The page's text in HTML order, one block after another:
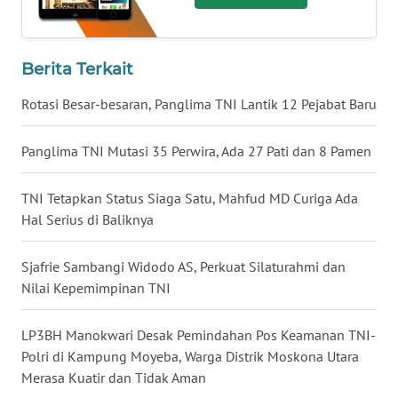
Berita Terkait
Rotasi Besar-besaran, Panglima TNI Lantik 12 Pejabat Baru
Panglima TNI Mutasi 35 Perwira, Ada 27 Pati dan 8 Pamen
TNI Tetapkan Status Siaga Satu, Mahfud MD Curiga Ada
Hal Serius di Baliknya
Sjafrie Sambangi Widodo AS, Perkuat Silaturahmi dan
Nilai Kepemimpinan TNI
LP3BH Manokwari Desak Pemindahan Pos Keamanan TNI-
Polri di Kampung Moyeba, Warga Distrik Moskona Utara
Merasa Kuatir dan Tidak Aman
WN
SUMBAR
WN
SUMSEL
WN
BENGKULU
WN
LAMPUNG
WN
JATENG